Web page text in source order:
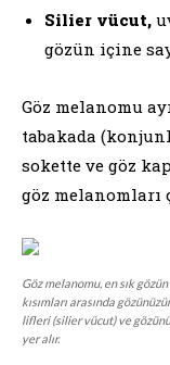
Silier vücut,
gözün içine
Göz melanomu
tabakada
sokette ve göz
göz
Göz melanomu, en sık
kısımları arasında
lifleri (silier vücut) ve
yer alır.